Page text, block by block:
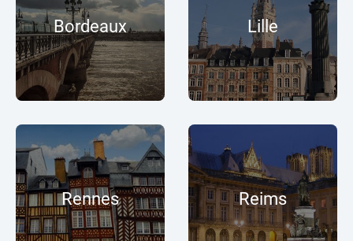
Bordeaux Lille
Rennes Reims